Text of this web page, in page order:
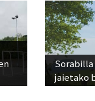
jaietako